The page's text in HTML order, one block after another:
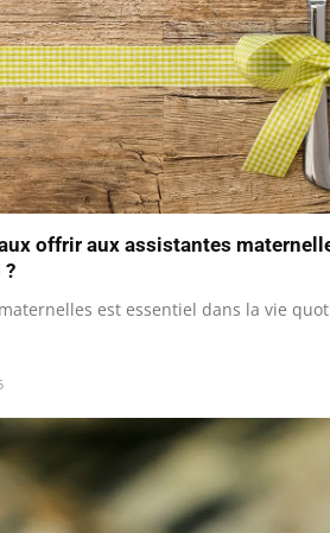
offrir aux assistantes
?
est essentiel dans la vie